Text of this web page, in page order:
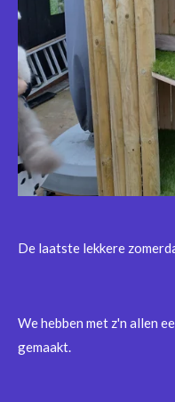
De laatste lekkere
We hebben met z'n allen
gemaakt.